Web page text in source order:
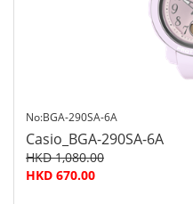
No:BGA-290SA-6A
Casio_BGA-290SA-6A
HKD 1,080.00
HKD 670.00